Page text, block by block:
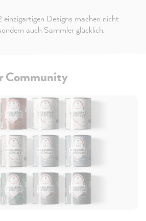
einzigartigen Designs machen nicht
auch Sammler glücklich.
Community